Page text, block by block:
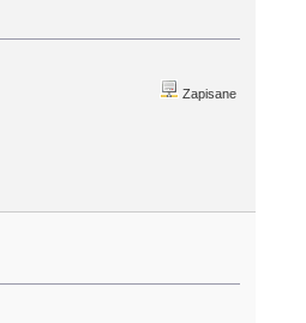
Zapisane